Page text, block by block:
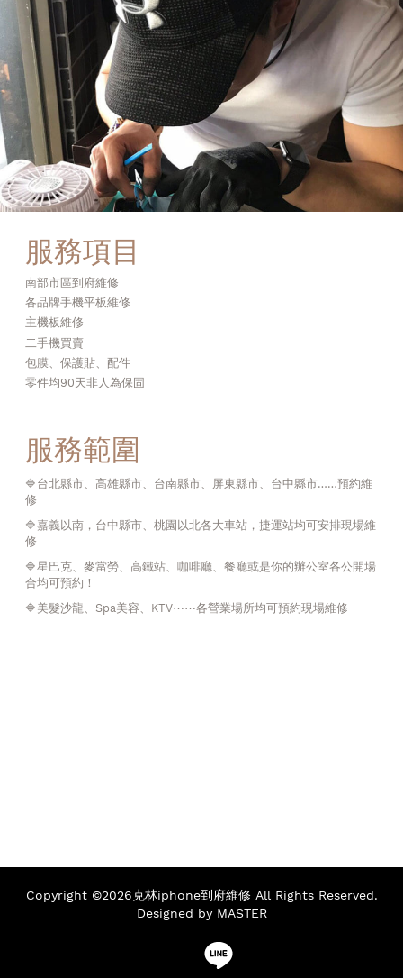
服務項目
南部市區到府維修
各品牌手機平板維修
主機板維修
二手機買賣
包膜、保護貼、配件
零件均90天非人為保固
服務範圍
🔷️台北縣市、高雄縣市、台南縣市、屏東縣市、台中縣市……預約維
修
🔷️嘉義以南，台中縣市、桃園以北各大車站，捷運站均可安排現場維
修
🔷️星巴克、麥當勞、高鐵站、咖啡廳、餐廳或是你的辦公室各公開場
合均可預約！
🔷️美髮沙龍、Spa美容、KTV⋯⋯各營業場所均可預約現場維修
Copyright ©2026克林iphone到府維修 All Rights Reserved.
Designed by MASTER